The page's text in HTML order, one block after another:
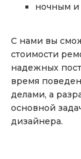
ночным
С нами вы
стоимости
надежных
время
делами, а
основной
дизайнера.